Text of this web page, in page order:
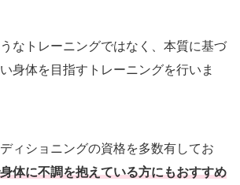
熊本学園大学・スタバ大江店より徒歩3分
なトレーニングではなく、本質に基づ
身体を目指すトレーニングを行いま
ィショニングの資格を多数有してお
体に不調を抱えている方にもおすすめ